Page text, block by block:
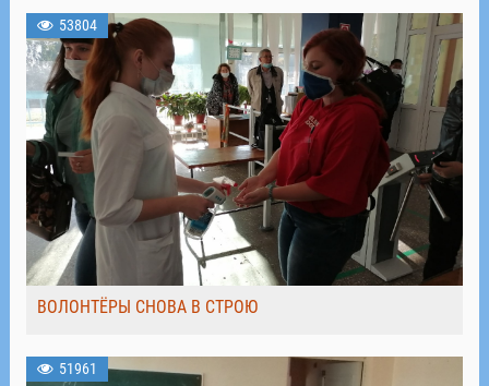
53804
ВОЛОНТЁРЫ СНОВА В СТРОЮ
51961